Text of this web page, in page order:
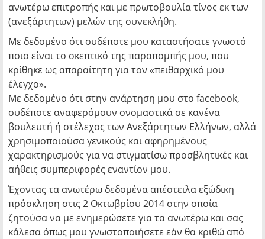
ανωτέρω επιτροπής και με πρωτοβουλία τίνος εκ των
(ανεξάρτητων) μελών της συνεκλήθη.
Με δεδομένο ότι ουδέποτε μου καταστήσατε γνωστό
ποιο είναι το σκεπτικό της παραπομπής μου, που
κρίθηκε ως απαραίτητη για τον «πειθαρχικό μου
έλεγχο».
Με δεδομένο ότι στην ανάρτηση μου στο facebook,
ουδέποτε αναφερόμουν ονομαστικά σε κανένα
βουλευτή ή στέλεχος των Ανεξάρτητων Ελλήνων, αλλά
χρησιμοποιούσα γενικούς και αφηρημένους
χαρακτηρισμούς για να στιγματίσω προσβλητικές και
αήθεις συμπεριφορές εναντίον μου.
Έχοντας τα ανωτέρω δεδομένα απέστειλα εξώδικη
πρόσκληση στις 2 Οκτωβρίου 2014 στην οποία
ζητούσα να με ενημερώσετε για τα ανωτέρω και σας
κάλεσα όπως μου γνωστοποιήσετε εάν θα κριθώ από